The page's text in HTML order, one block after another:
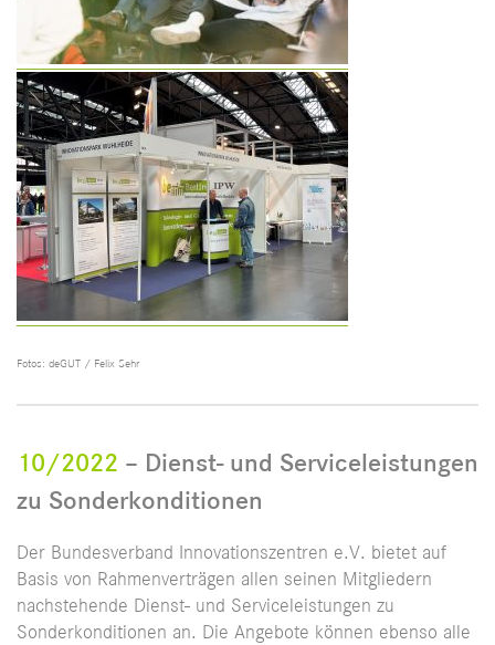
Fotos: deGUT / Felix Sehr
10/2022 – Dienst- und Serviceleistungen
zu Sonderkonditionen
Der Bundesverband Innovationszentren e.V. bietet auf
Basis von Rahmenverträgen allen seinen Mitgliedern
nachstehende Dienst- und Serviceleistungen zu
Sonderkonditionen an. Die Angebote können ebenso alle